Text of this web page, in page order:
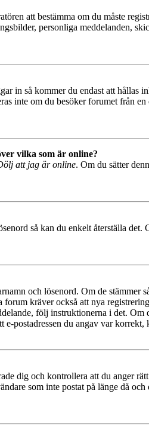
att bestämma om du måste
personliga meddelanden,
in så kommer du endast att hållas
inte om du besöker forumet från
vilka som är online?
att jag är online. Om du sätter
så kan du enkelt återställa
och lösenord. Om de
kräver också att nya
följ instruktionerna i det.
postadressen du angav var korrekt,
dig och kontrollera att du anger
som inte postat på länge då